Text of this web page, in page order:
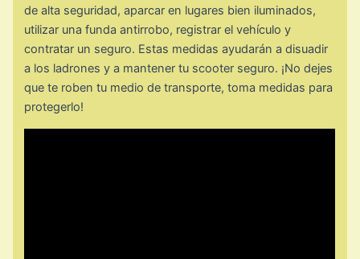
de alta seguridad, aparcar en lugares bien iluminados,
utilizar una funda antirrobo, registrar el vehículo y
contratar un seguro. Estas medidas ayudarán a disuadir
a los ladrones y a mantener tu scooter seguro. ¡No dejes
que te roben tu medio de transporte, toma medidas para
protegerlo!